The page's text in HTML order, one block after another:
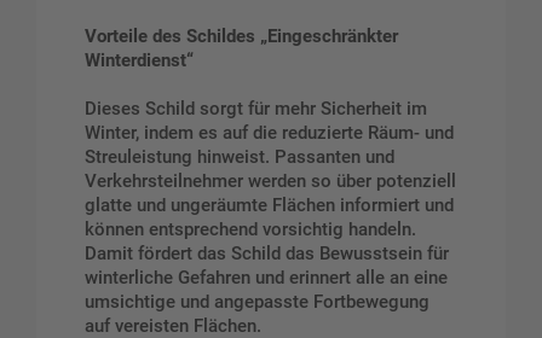
Vorteile des Schildes „Eingeschränkter
Winterdienst“
Dieses Schild sorgt für mehr Sicherheit im
Winter, indem es auf die reduzierte Räum- und
Streuleistung hinweist. Passanten und
Verkehrsteilnehmer werden so über potenziell
glatte und ungeräumte Flächen informiert und
können entsprechend vorsichtig handeln.
Damit fördert das Schild das Bewusstsein für
winterliche Gefahren und erinnert alle an eine
umsichtige und angepasste Fortbewegung
auf vereisten Flächen.